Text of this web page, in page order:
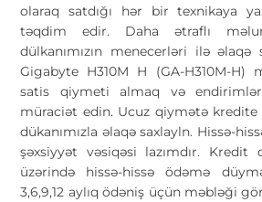
olaraq satdığı hər bir texnikaya
təqdim edir. Daha ətraflı
dülkanımızın menecerləri ilə əlaqə
Gigabyte H310M H (GA-H310M-H)
satis qiymeti almaq və endirimlər
müraciət edin. Ucuz qiymətə kredite
dükanımızla əlaqə saxlayln. Hissə-
şəxsiyyət vəsiqəsi lazımdır.
üzərində hissə-hissə ödəmə
3,6,9,12 aylıq ödəniş üçün məbləği